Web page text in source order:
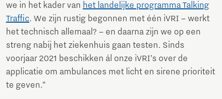
we in het kader van het landelijke programma Talking
Traffic. We zijn rustig begonnen met één iVRI – werkt
het technisch allemaal? – en daarna zijn we op een
streng nabij het ziekenhuis gaan testen. Sinds
voorjaar 2021 beschikken ál onze iVRI’s over de
applicatie om ambulances met licht en sirene prioriteit
te geven.”